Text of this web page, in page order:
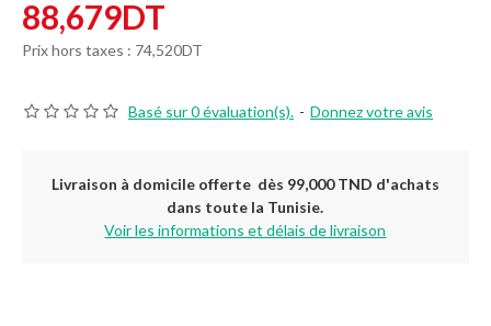
Basé sur 0 évaluation(s). - Donnez votre avis
88,679DT
Prix hors taxes : 74,520DT
Livraison à domicile offerte dès 99,000 TND d'achats
dans toute la Tunisie.
Voir les informations et délais de livraison